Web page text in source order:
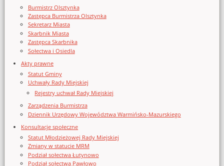
Burmistrz Olsztynka
Zastępca Burmistrza Olsztynka
Sekretarz Miasta
Skarbnik Miasta
Zastępca Skarbnika
Sołectwa i Osiedla
Akty prawne
Statut Gminy
Uchwały Rady Miejskiej
Rejestry uchwał Rady Miejskiej
Zarządzenia Burmistrza
Dziennik Urzędowy Województwa Warmińsko-Mazurskiego
Konsultacje społeczne
Statut Młodzieżowej Rady Miejskiej
Zmiany w statucie MRM
Podział sołectwa Łutynowo
Podział sołectwa Pawłowo